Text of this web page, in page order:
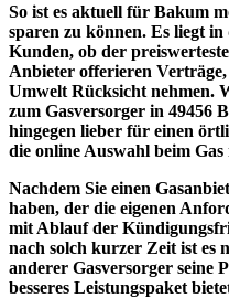
So ist es aktuell für Bakum
sparen zu können. Es liegt
Kunden, ob der
Anbieter offerieren
Umwelt Rücksicht nehmen.
zum Gasversorger in 49456
hingegen lieber für einen
die online Auswahl beim
Nachdem Sie einen
haben, der die eigenen
mit Ablauf der
nach solch kurzer Zeit ist es
anderer Gasversorger seine
besseres Leistungspaket